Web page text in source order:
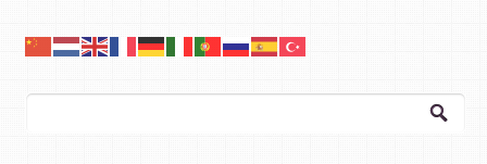
Arama: